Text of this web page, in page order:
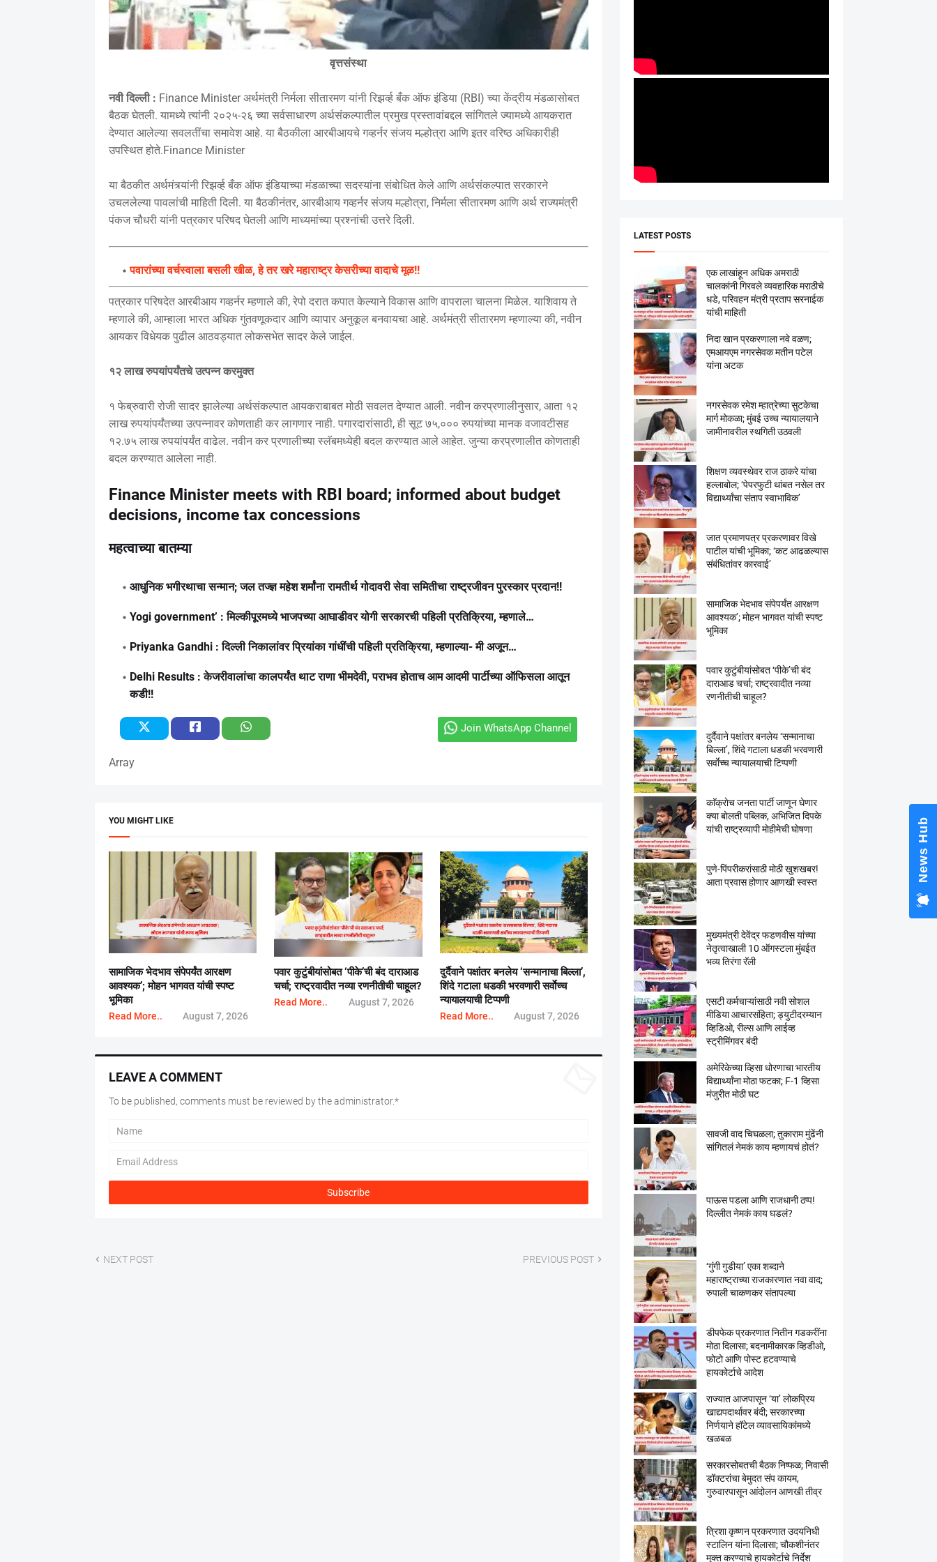
वृत्तसंस्था
नवी दिल्ली : Finance Minister अर्थमंत्री निर्मला सीतारमण यांनी रिझर्व्ह बँक ऑफ इंडिया (RBI) च्या केंद्रीय मंडळासोबत
बैठक घेतली. यामध्ये त्यांनी २०२५-२६ च्या सर्वसाधारण अर्थसंकल्पातील प्रमुख प्रस्तावांबद्दल सांगितले ज्यामध्ये आयकरात
देण्यात आलेल्या सवलतींचा समावेश आहे. या बैठकीला आरबीआयचे गव्हर्नर संजय मल्होत्रा ​​आणि इतर वरिष्ठ अधिकारीही
उपस्थित होते.Finance Minister
या बैठकीत अर्थमंत्र्यांनी रिझर्व्ह बँक ऑफ इंडियाच्या मंडळाच्या सदस्यांना संबोधित केले आणि अर्थसंकल्पात सरकारने
उचललेल्या पावलांची माहिती दिली. या बैठकीनंतर, आरबीआय गव्हर्नर संजय मल्होत्रा, निर्मला सीतारमण आणि अर्थ राज्यमंत्री
पंकज चौधरी यांनी पत्रकार परिषद घेतली आणि माध्यमांच्या प्रश्नांची उत्तरे दिली.
पवारांच्या वर्चस्वाला बसली खीळ, हे तर खरे महाराष्ट्र केसरीच्या वादाचे मूळ!!
पत्रकार परिषदेत आरबीआय गव्हर्नर म्हणाले की, रेपो दरात कपात केल्याने विकास आणि वापराला चालना मिळेल. याशिवाय ते
म्हणाले की, आम्हाला भारत अधिक गुंतवणूकदार आणि व्यापार अनुकूल बनवायचा आहे. अर्थमंत्री सीतारमण म्हणाल्या की, नवीन
आयकर विधेयक पुढील आठवड्यात लोकसभेत सादर केले जाईल.
१२ लाख रुपयांपर्यंतचे उत्पन्न करमुक्त
१ फेब्रुवारी रोजी सादर झालेल्या अर्थसंकल्पात आयकराबाबत मोठी सवलत देण्यात आली. नवीन करप्रणालीनुसार, आता १२
लाख रुपयांपर्यंतच्या उत्पन्नावर कोणताही कर लागणार नाही. पगारदारांसाठी, ही सूट ७५,००० रुपयांच्या मानक वजावटीसह
१२.७५ लाख रुपयांपर्यंत वाढेल. नवीन कर प्रणालीच्या स्लॅबमध्येही बदल करण्यात आले आहेत. जुन्या करप्रणालीत कोणताही
बदल करण्यात आलेला नाही.
Finance Minister meets with RBI board; informed about budget
decisions, income tax concessions
महत्वाच्या बातम्या
आधुनिक भगीरथाचा सन्मान; जल तज्ज्ञ महेश शर्मांना रामतीर्थ गोदावरी सेवा समितीचा राष्ट्रजीवन पुरस्कार प्रदान!!
Yogi government’ : मिल्कीपूरमध्ये भाजपच्या आघाडीवर योगी सरकारची पहिली प्रतिक्रिया, म्हणाले…
Priyanka Gandhi : दिल्ली निकालांवर प्रियांका गांधींची पहिली प्रतिक्रिया, म्हणाल्या- मी अजून…
Delhi Results : केजरीवालांचा कालपर्यंत थाट राणा भीमदेवी, पराभव होताच आम आदमी पार्टीच्या ऑफिसला आतून
कडी!!
Join WhatsApp Channel
Array
YOU MIGHT LIKE
सामाजिक भेदभाव संपेपर्यंत आरक्षण
आवश्यक’; मोहन भागवत यांची स्पष्ट
भूमिका
Read More.. August 7, 2026
पवार कुटुंबीयांसोबत ‘पीके’ची बंद दाराआड
चर्चा; राष्ट्रवादीत नव्या रणनीतीची चाहूल?
Read More.. August 7, 2026
दुर्दैवाने पक्षांतर बनलेय ‘सन्मानाचा बिल्ला’,
शिंदे गटाला धडकी भरवणारी सर्वाेच्च
न्यायालयाची टिप्पणी
Read More.. August 7, 2026
LEAVE A COMMENT
To be published, comments must be reviewed by the administrator.*
NEXT POST PREVIOUS POST
LATEST POSTS
एक लाखांहून अधिक अमराठी
चालकांनी गिरवले व्यवहारिक मराठीचे
धडे, परिवहन मंत्री प्रताप सरनाईक
यांची माहिती
निदा खान प्रकरणाला नवे वळण;
एमआयएम नगरसेवक मतीन पटेल
यांना अटक
नगरसेवक रमेश म्हात्रेच्या सुटकेचा
मार्ग मोकळा; मुंबई उच्च न्यायालयाने
जामीनावरील स्थगिती उठवली
शिक्षण व्यवस्थेवर राज ठाकरे यांचा
हल्लाबोल; ‘पेपरफुटी थांबत नसेल तर
विद्यार्थ्यांचा संताप स्वाभाविक’
जात प्रमाणपत्र प्रकरणावर विखे
पाटील यांची भूमिका; ‘कट आढळल्यास
संबंधितांवर कारवाई’
सामाजिक भेदभाव संपेपर्यंत आरक्षण
आवश्यक’; मोहन भागवत यांची स्पष्ट
भूमिका
पवार कुटुंबीयांसोबत ‘पीके’ची बंद
दाराआड चर्चा; राष्ट्रवादीत नव्या
रणनीतीची चाहूल?
दुर्दैवाने पक्षांतर बनलेय ‘सन्मानाचा
बिल्ला’, शिंदे गटाला धडकी भरवणारी
सर्वाेच्च न्यायालयाची टिप्पणी
काॅक्राेच जनता पार्टी जाणून घेणार
क्या बाेलती पब्लिक, अभिजित दिपके
यांची राष्ट्रव्यापी माेहीमेची घाेषणा
पुणे-पिंपरीकरांसाठी मोठी खुशखबर!
आता प्रवास होणार आणखी स्वस्त
मुख्यमंत्री देवेंद्र फडणवीस यांच्या
नेतृत्वाखाली 10 ऑगस्टला मुंबईत
भव्य तिरंगा रॅली
एसटी कर्मचाऱ्यांसाठी नवी सोशल
मीडिया आचारसंहिता; ड्युटीदरम्यान
व्हिडिओ, रील्स आणि लाईव्ह
स्ट्रीमिंगवर बंदी
अमेरिकेच्या व्हिसा धोरणाचा भारतीय
विद्यार्थ्यांना मोठा फटका; F-1 व्हिसा
मंजुरीत मोठी घट
सावजी वाद चिघळला; तुकाराम मुंढेंनी
सांगितलं नेमकं काय म्हणायचं होतं?
पाऊस पडला आणि राजधानी ठप्प!
दिल्लीत नेमकं काय घडलं?
‘गुंगी गुडीया’ एका शब्दाने
महाराष्ट्राच्या राजकारणात नवा वाद;
रुपाली चाकणकर संतापल्या
डीपफेक प्रकरणात नितीन गडकरींना
मोठा दिलासा; बदनामीकारक व्हिडीओ,
फोटो आणि पोस्ट हटवण्याचे
हायकोर्टाचे आदेश
राज्यात आजपासून ‘या’ लोकप्रिय
खाद्यपदार्थावर बंदी; सरकारच्या
निर्णयाने हॉटेल व्यावसायिकांमध्ये
खळबळ
सरकारसोबतची बैठक निष्फळ; निवासी
डॉक्टरांचा बेमुदत संप कायम,
गुरुवारपासून आंदोलन आणखी तीव्र
त्रिशा कृष्णन प्रकरणात उदयनिधी
स्टालिन यांना दिलासा; चौकशीनंतर
मुक्त करण्याचे हायकोर्टाचे निर्देश